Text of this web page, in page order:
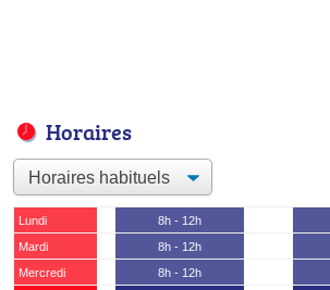
Horaires
Lundi 8h - 12h
Mardi
8h - 12h
Mercredi
8h - 12h